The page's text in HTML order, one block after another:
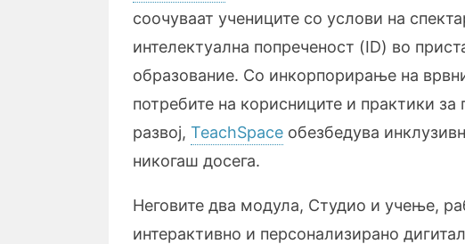
соочуваат учениците со услови на
интелектуална попреченост (ID) во
образование. Со инкорпорирање на
потребите на корисниците и практики за
развој, TeachSpace обезбедува
никогаш досега.
Неговите два модула, Студио и учење,
интерактивно и персонализирано